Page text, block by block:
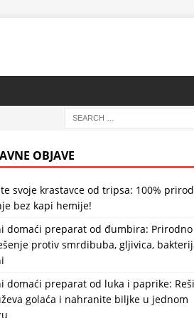
OBJAVE
svoje krastavce od tripsa: 100%
bez kapi hemije!
domaći preparat od đumbira:
protiv smrdibuba, gljivica,
domaći preparat od luka i paprike:
golaća i nahranite biljke u jednom